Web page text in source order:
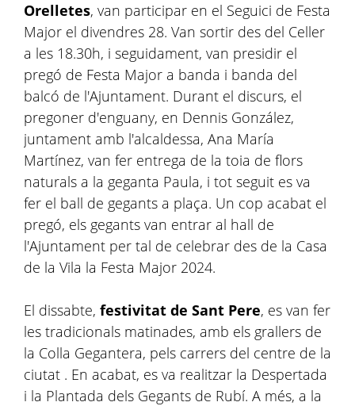
Orelletes, van participar en el Seguici de Festa
Major el divendres 28. Van sortir des del Celler
a les 18.30h, i seguidament, van presidir el
pregó de Festa Major a banda i banda del
balcó de l'Ajuntament. Durant el discurs, el
pregoner d'enguany, en Dennis González,
juntament amb l'alcaldessa, Ana María
Martínez, van fer entrega de la toia de flors
naturals a la geganta Paula, i tot seguit es va
fer el ball de gegants a plaça. Un cop acabat el
pregó, els gegants van entrar al hall de
l'Ajuntament per tal de celebrar des de la Casa
de la Vila la Festa Major 2024.
El dissabte, festivitat de Sant Pere, es van fer
les tradicionals matinades, amb els grallers de
la Colla Gegantera, pels carrers del centre de la
ciutat . En acabat, es va realitzar la Despertada
i la Plantada dels Gegants de Rubí. A més, a la